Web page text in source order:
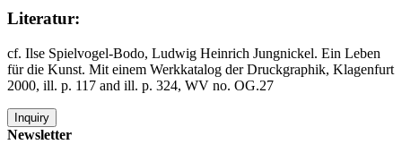
Literatur:
cf. Ilse Spielvogel-Bodo, Ludwig Heinrich Jungnickel. Ein Leben
für die Kunst. Mit einem Werkkatalog der Druckgraphik, Klagenfurt
2000, ill. p. 117 and ill. p. 324, WV no. OG.27
Inquiry
Newsletter